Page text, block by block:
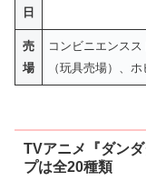
日
売
場
コンビニエンス
（玩具売場）、
TVアニメ『ダン
プは全20種類